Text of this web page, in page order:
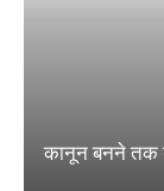
कानून बनने तक